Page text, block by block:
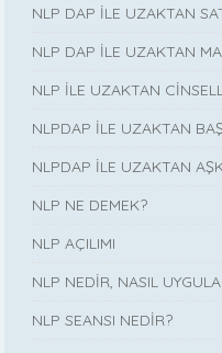
NLP DAP İLE UZAKTAN
NLP DAP İLE UZAKTAN
NLP İLE UZAKTAN
NLPDAP İLE UZAKTAN
NLPDAP İLE UZAKTAN
NLP NE DEMEK?
NLP AÇILIMI
NLP NEDİR, NASIL
NLP SEANSI NEDİR?